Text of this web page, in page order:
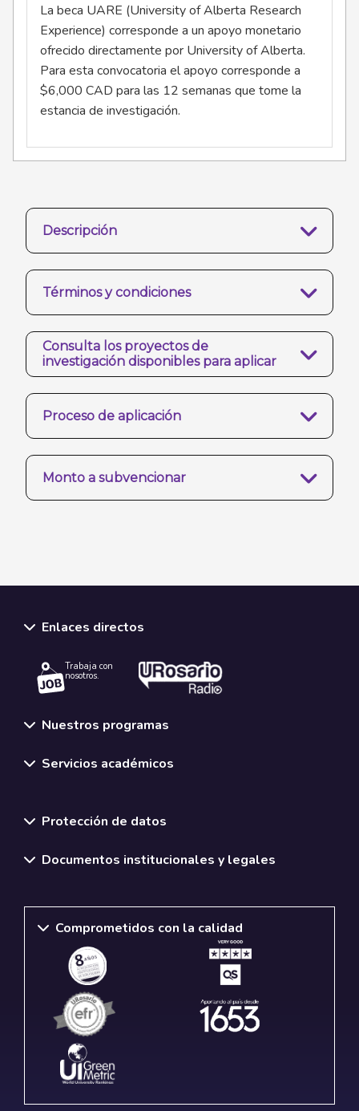
La beca UARE (University of Alberta Research
Experience) corresponde a un apoyo monetario
ofrecido directamente por University of Alberta.
Para esta convocatoria el apoyo corresponde a
$6,000 CAD para las 12 semanas que tome la
estancia de investigación.
Descripción
Términos y condiciones
Consulta los proyectos de
investigación disponibles para aplicar
Proceso de aplicación
Monto a subvencionar
Enlaces directos
Trabaja con
nosotros.
Nuestros programas
Servicios académicos
Protección de datos
Documentos institucionales y legales
Comprometidos con la calidad